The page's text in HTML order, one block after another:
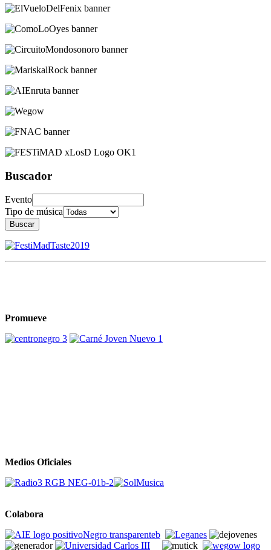
Buscador
Evento
Tipo de música
Buscar
Promueve
Medios Oficiales
Colabora